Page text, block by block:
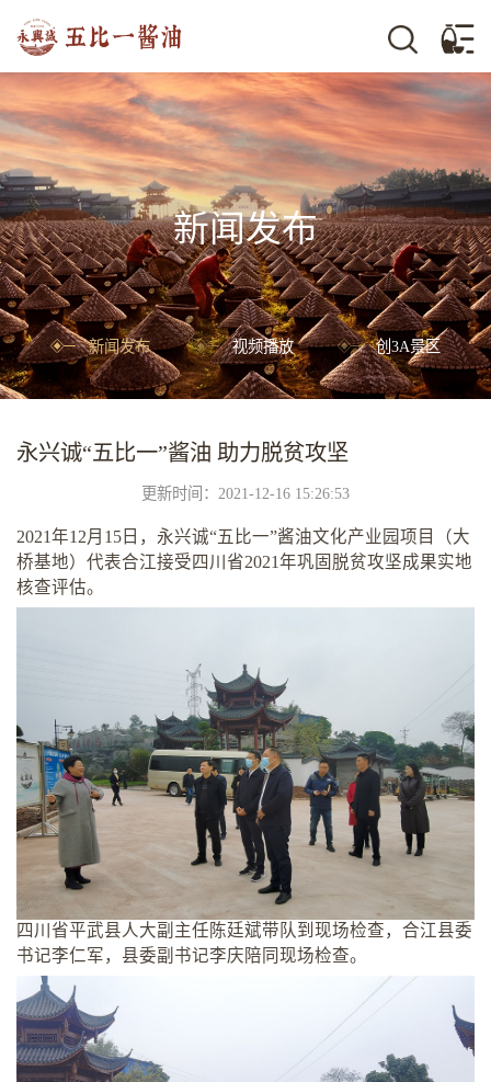
新闻发布
新闻发布 视频播放 创3A景区
永兴诚“五比一”酱油 助力脱贫攻坚
更新时间：2021-12-16 15:26:53
2021年12月15日，永兴诚“五比一”酱油文化产业园项目（大
桥基地）代表合江接受四川省2021年巩固脱贫攻坚成果实地
核查评估。
四川省平武县人大副主任陈廷斌带队到现场检查，合江县委
书记李仁军，县委副书记李庆陪同现场检查。